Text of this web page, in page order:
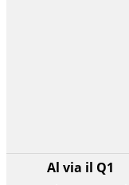
Al via il Q1